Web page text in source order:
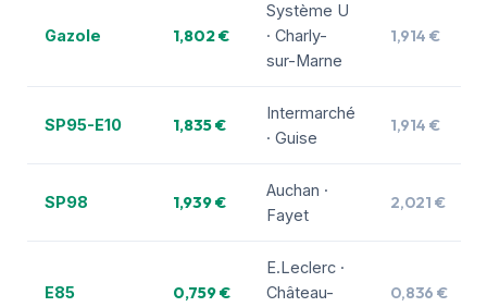
Gazole 1,802 €
Système U
· Charly-
sur-Marne
1,914 €
SP95-E10 1,835 €
Intermarché
· Guise
1,914 €
SP98 1,939 €
Auchan ·
Fayet
2,021 €
E85 0,759 €
E.Leclerc ·
Château-
0,836 €